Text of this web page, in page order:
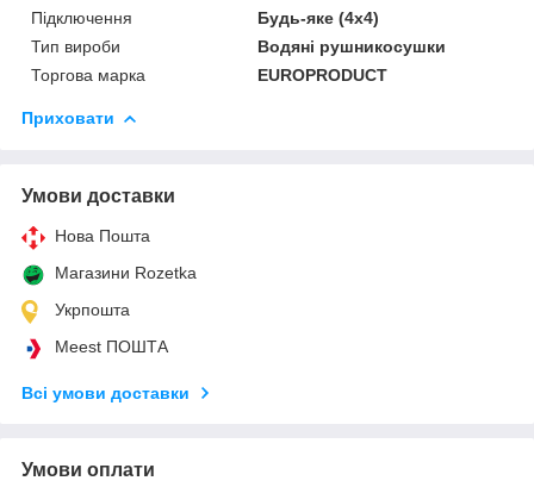
Підключення
Будь-яке (4х4)
Тип вироби
Водяні рушникосушки
Торгова марка
EUROPRODUCT
Приховати
Умови доставки
Нова Пошта
Магазини Rozetka
Укрпошта
Meest ПОШТА
Всі умови доставки
Умови оплати